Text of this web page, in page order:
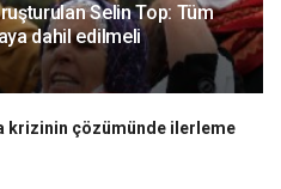
Selin Top: Tüm
dahil edilmeli
krizinin çözümünde ilerleme